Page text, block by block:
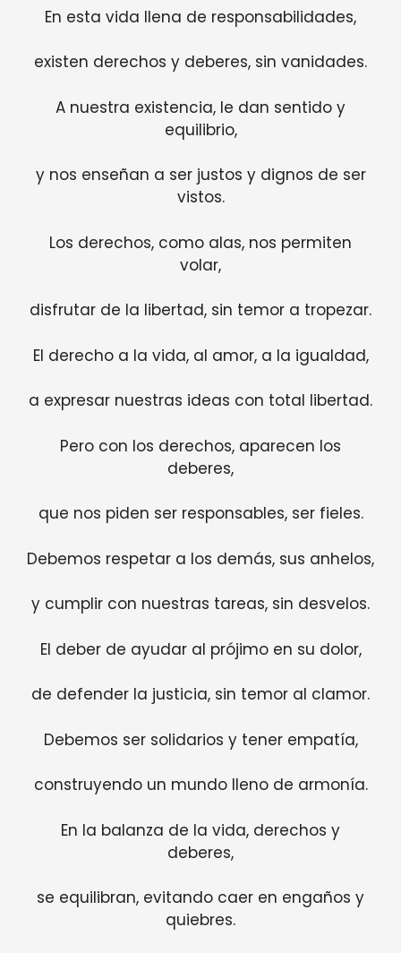
En esta vida llena de responsabilidades,
existen derechos y deberes, sin vanidades.
A nuestra existencia, le dan sentido y
equilibrio,
y nos enseñan a ser justos y dignos de ser
vistos.
Los derechos, como alas, nos permiten
volar,
disfrutar de la libertad, sin temor a tropezar.
El derecho a la vida, al amor, a la igualdad,
a expresar nuestras ideas con total libertad.
Pero con los derechos, aparecen los
deberes,
que nos piden ser responsables, ser fieles.
Debemos respetar a los demás, sus anhelos,
y cumplir con nuestras tareas, sin desvelos.
El deber de ayudar al prójimo en su dolor,
de defender la justicia, sin temor al clamor.
Debemos ser solidarios y tener empatía,
construyendo un mundo lleno de armonía.
En la balanza de la vida, derechos y
deberes,
se equilibran, evitando caer en engaños y
quiebres.